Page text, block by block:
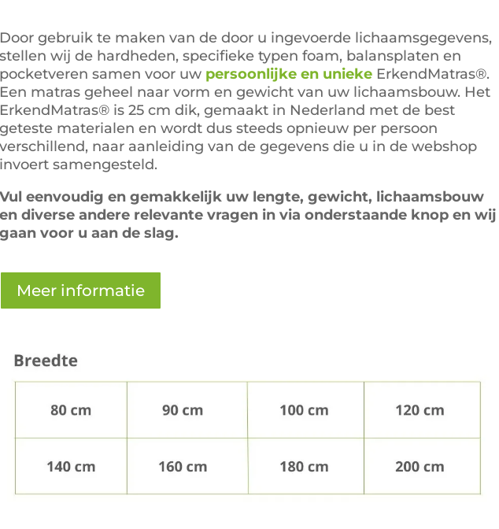
Door gebruik te maken van de door u ingevoerde lichaamsgegevens,
stellen wij de hardheden, specifieke typen foam, balansplaten en
pocketveren samen voor uwpersoonlijke en unieke ErkendMatras®.
Een matras geheel naar vorm en gewicht van uw lichaamsbouw. Het
ErkendMatras® is 25 cm dik, gemaakt in Nederland met de best
geteste materialen en wordt dus steeds opnieuw per persoon
verschillend, naar aanleiding van de gegevens die u in de webshop
invoert samengesteld.
Vul eenvoudig en gemakkelijk uw lengte, gewicht, lichaamsbouw
en diverse andere relevante vragen in via onderstaande knop en wij
gaan voor u aan de slag.
Meer informatie